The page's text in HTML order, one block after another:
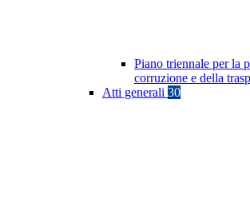
Piano triennale per la
corruzione e della
Atti generali 30